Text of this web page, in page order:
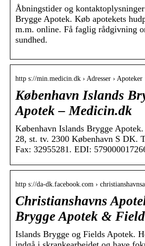
Åbningstider og
Brygge Apotek. Køb apotekets
m.m. online. Få faglig rådgivning
sundhed.
http s://min.medicin.dk › Adresser › Apoteker
København Islands
Apotek – Medicin.dk
København Islands Brygge Apotek.
28, st. tv. 2300 København S DK.
Fax: 32955281. EDI:
http s://da-dk.facebook.com ›
Christianshavns
Brygge Apotek &
Islands Brygge og Fields Apotek.